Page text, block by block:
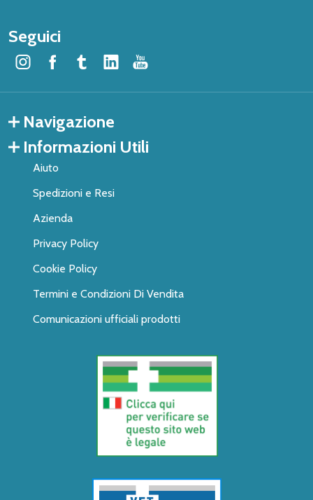
Seguici
Navigazione
Informazioni Utili
Aiuto
Spedizioni e Resi
Azienda
Privacy Policy
Cookie Policy
Termini e Condizioni Di Vendita
Comunicazioni ufficiali prodotti